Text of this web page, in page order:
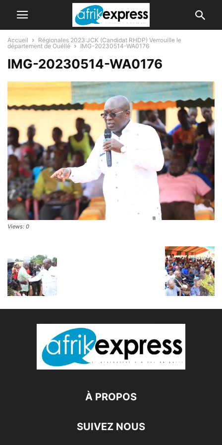
Accueil
Régionales 2023:JCK (Candidat RHDP) Verrouille le
département de Ouéllé
IMG-20230514-WA0176
IMG-20230514-WA0176
Views: 0
À PROPOS
SUIVEZ NOUS